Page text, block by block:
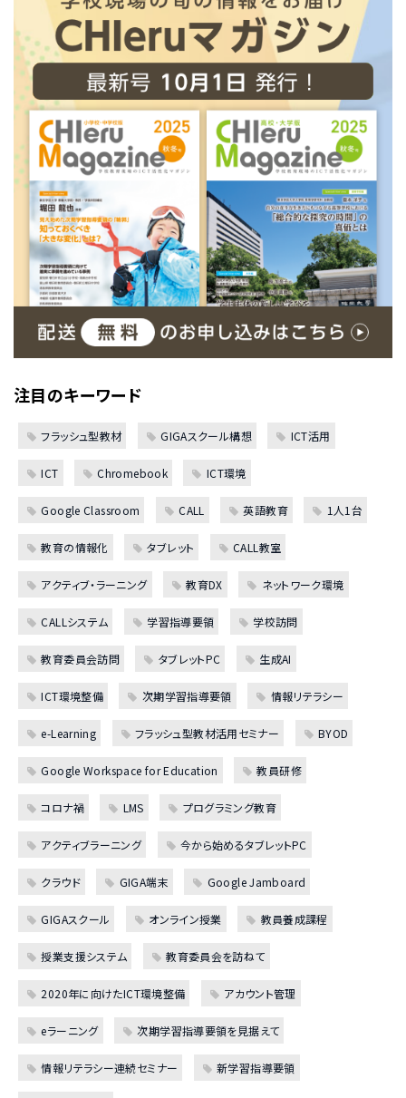
注目のキーワード
フラッシュ型教材 GIGAスクール構想 ICT活用
ICT Chromebook ICT環境
Google Classroom CALL 英語教育 1人1台
教育の情報化 タブレット CALL教室
アクティブ・ラーニング 教育DX ネットワーク環境
CALLシステム 学習指導要領 学校訪問
教育委員会訪問 タブレットPC 生成AI
ICT環境整備 次期学習指導要領 情報リテラシー
e-Learning フラッシュ型教材活用セミナー BYOD
Google Workspace for Education 教員研修
コロナ禍 LMS プログラミング教育
アクティブラーニング 今から始めるタブレットPC
クラウド GIGA端末 Google Jamboard
GIGAスクール オンライン授業 教員養成課程
授業支援システム 教育委員会を訪ねて
2020年に向けたICT環境整備 アカウント管理
eラーニング 次期学習指導要領を見据えて
情報リテラシー連続セミナー 新学習指導要領